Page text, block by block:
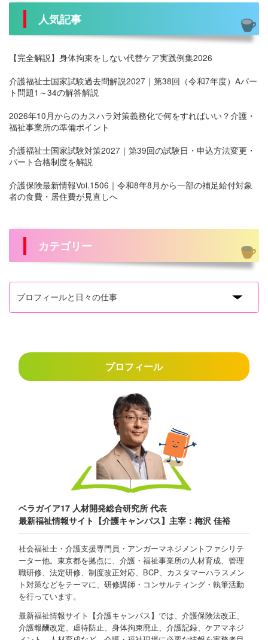
人気記事
【完全解説】身体拘束をしない代替ケア実践例集2026
介護福祉士国家試験過去問解説2027｜第38回（令和7年度）Aパー
ト問題1～34の解答解説
2026年10月からのカスハラ対策義務化で何をすればいい？介護・
福祉事業所の準備ポイント
介護福祉士国家試験対策2027｜第39回の試験日・申込方法変更・
パート合格制度を解説
介護保険最新情報Vol.1506｜令和8年8月から一部の補足給付対象
者の食費・居住費が見直しへ
カテゴリー
プロフィール
ベラガイア17 人材開発総合研究所 代表
最新福祉情報サイト【介護キャンパス】主宰：梅沢 佳裕
社会福祉士・介護支援専門員・アンガーマネジメントファシリテ
ーター他。東京都を拠点に、介護・福祉事業所の人材育成、管理
職研修、法定研修、制度改正対応、BCP、カスタマーハラスメン
ト対策などをテーマに、研修講師・コンサルティング・執筆活動
を行っています。
最新福祉情報サイト【介護キャンパス】では、介護保険法改正、
介護報酬改定、虐待防止、身体拘束廃止、介護記録、ケアマネジ